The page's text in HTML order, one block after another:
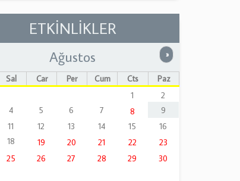
ETKİNLİKLER
»Sonraki
Ağustos
Sal Çar Per Cum Cts
Paz
1
2
4 5 6 7 8
9
11 12 13 14 15
16
18 19 20 21 22
23
25 26 27 28 29
30